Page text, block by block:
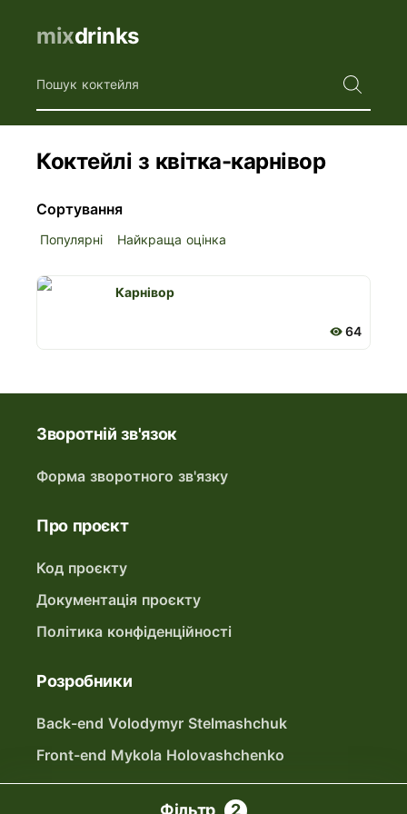
mixdrinks
Пошук коктейля
Коктейлі з квітка-карнівор
Сортування
Популярні Найкраща оцінка
Фільтр 2
64
Карнівор
Зворотній зв'язок
Форма зворотного зв'язку
Про проєкт
Код проєкту
Документація проєкту
Політика конфіденційності
Розробники
Back-end Volodymyr Stelmashchuk
Front-end Mykola Holovashchenko